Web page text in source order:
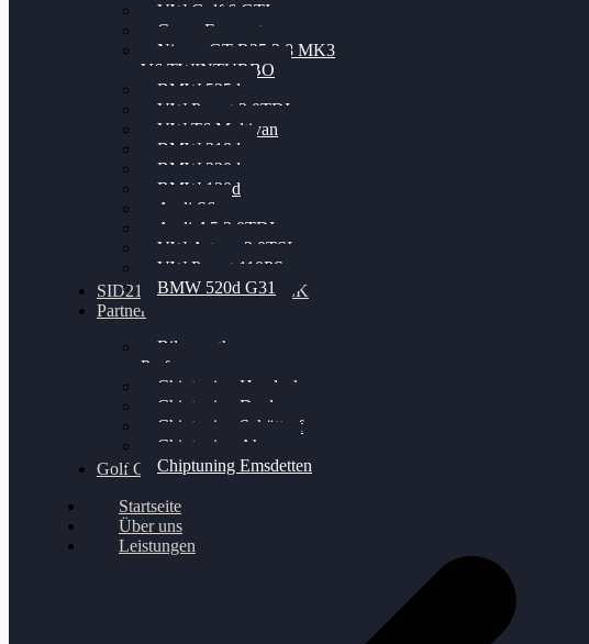
VW Golf 6 GTI
Cupra Formentor
Nissan GT-R35 3.8 MK3
V6 TWINTURBO
BMW 525d
VW Passat 2.0TDI
VW T6 Multivan
BMW 318d
BMW 320d
BMW 120d
Audi S6
Audi A5 3.0TDI
VW Arteon 2.0TSI
VW Passat 110PS
BMW 520d G31
SID212 / 212EVO UNLOCK
Partner
Bilgenroth
Performance
Chiptuning Herzlacke
Chiptuning Duelmen
Chiptuning Schüttorf
Chiptuning Ahaus
Chiptuning Emsdetten
Golf Gewinnspiel
Startseite
Über uns
Leistungen